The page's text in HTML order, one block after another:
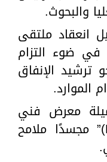
والبحوث.
انعقاد ملتقى
في ضوء التزام
ترشيد الإنفاق
الموارد.
معرض فني
بعنوان “دولوريس (Dolores)” مجسدًا ملامح